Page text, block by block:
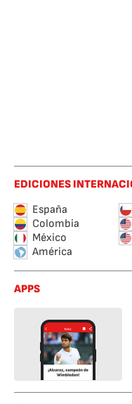
EDICIONES
España
Colombia
México
América
APPS